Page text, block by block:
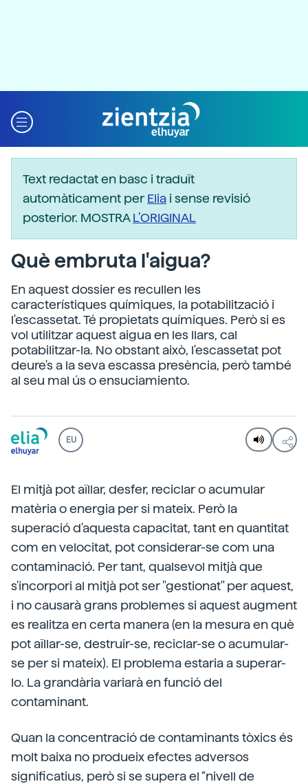
Text redactat en basc i traduït
automàticament perElia i sense revisió
posterior. MOSTRAL’ORIGINAL
Què embruta l'aigua?
En aquest dossier es recullen les
característiques químiques, la potabilització i
l'escassetat. Té propietats químiques. Però si es
vol utilitzar aquest aigua en les llars, cal
potabilitzar-la. No obstant això, l'escassetat pot
deure's a la seva escassa presència, però també
al seu mal ús o ensuciamiento.
EU
El mitjà pot aïllar, desfer, reciclar o acumular
matèria o energia per si mateix. Però la
superació d'aquesta capacitat, tant en quantitat
com en velocitat, pot considerar-se com una
contaminació. Per tant, qualsevol mitjà que
s'incorpori al mitjà pot ser "gestionat" per aquest,
i no causarà grans problemes si aquest augment
es realitza en certa manera (en la mesura en què
pot aïllar-se, destruir-se, reciclar-se o acumular-
se per si mateix). El problema estaria a superar-
lo. La grandària variarà en funció del
contaminant.
Quan la concentració de contaminants tòxics és
molt baixa no produeix efectes adversos
significatius, però si se supera el “nivell de